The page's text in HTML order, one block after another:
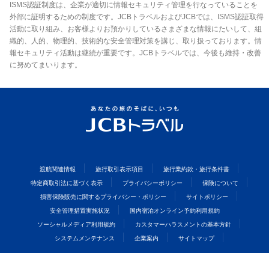
ISMS認証制度は、企業が適切に情報セキュリティ管理を行なっていることを
外部に証明するための制度です。JCBトラベルおよびJCBでは、ISMS認証取得
活動に取り組み、お客様よりお預かりしているさまざまな情報にたいして、組
織的、人的、物理的、技術的な安全管理対策を講じ、取り扱っております。情
報セキュリティ活動は継続が重要です。JCBトラベルでは、今後も維持・改善
に努めてまいります。
渡航関連情報 旅行取引表示項目 旅行業約款・旅行条件書
特定商取引法に基づく表示 プライバシーポリシー 保険について
損害保険販売に関するプライバシー・ポリシー サイトポリシー
安全管理措置実施状況 国内宿泊オンライン予約利用規約
ソーシャルメディア利用規約 カスタマーハラスメントの基本方針
システムメンテナンス 企業案内 サイトマップ